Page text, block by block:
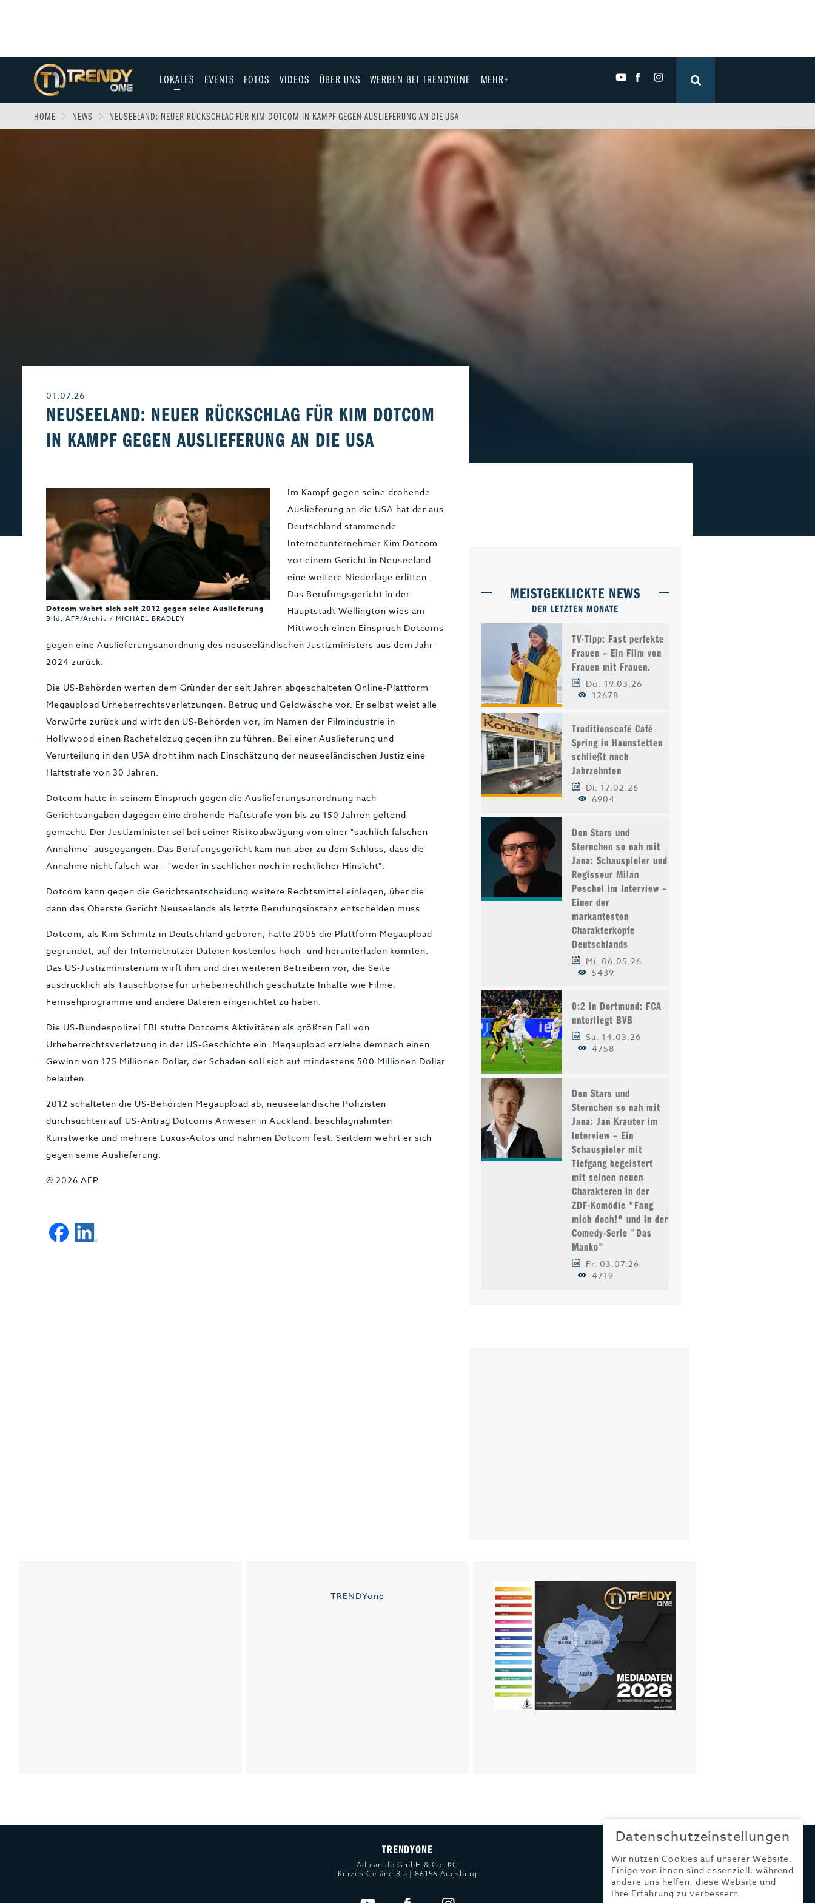
LOKALES
Allgäu
Augsburg
EVENTS FOTOS VIDEOS ÜBER UNS
Team
Jobs & Karriere
WERBEN BEI TRENDYONE MEHR+
Liebe & Leidenschaft
Fashion
Automobil
Gewinnspiele
Frühstücks-Scout
Impressum
HOME NEWS NEUSEELAND: NEUER RÜCKSCHLAG FÜR KIM DOTCOM IN KAMPF GEGEN AUSLIEFERUNG AN DIE USA
01.07.26
NEUSEELAND: NEUER RÜCKSCHLAG FÜR KIM DOTCOM
IN KAMPF GEGEN AUSLIEFERUNG AN DIE USA
Dotcom wehrt sich seit 2012 gegen seine Auslieferung
Bild: AFP/Archiv / MICHAEL BRADLEY
Im Kampf gegen seine drohende
Auslieferung an die USA hat der aus
Deutschland stammende
Internetunternehmer Kim Dotcom
vor einem Gericht in Neuseeland
eine weitere Niederlage erlitten.
Das Berufungsgericht in der
Hauptstadt Wellington wies am
Mittwoch einen Einspruch Dotcoms
gegen eine Auslieferungsanordnung des neuseeländischen Justizministers aus dem Jahr
2024 zurück.
Die US-Behörden werfen dem Gründer der seit Jahren abgeschalteten Online-Plattform
Megaupload Urheberrechtsverletzungen, Betrug und Geldwäsche vor. Er selbst weist alle
Vorwürfe zurück und wirft den US-Behörden vor, im Namen der Filmindustrie in
Hollywood einen Rachefeldzug gegen ihn zu führen. Bei einer Auslieferung und
Verurteilung in den USA droht ihm nach Einschätzung der neuseeländischen Justiz eine
Haftstrafe von 30 Jahren.
Dotcom hatte in seinem Einspruch gegen die Auslieferungsanordnung nach
Gerichtsangaben dagegen eine drohende Haftstrafe von bis zu 150 Jahren geltend
gemacht. Der Justizminister sei bei seiner Risikoabwägung von einer "sachlich falschen
Annahme" ausgegangen. Das Berufungsgericht kam nun aber zu dem Schluss, dass die
Annahme nicht falsch war - "weder in sachlicher noch in rechtlicher Hinsicht".
Dotcom kann gegen die Gerichtsentscheidung weitere Rechtsmittel einlegen, über die
dann das Oberste Gericht Neuseelands als letzte Berufungsinstanz entscheiden muss.
Dotcom, als Kim Schmitz in Deutschland geboren, hatte 2005 die Plattform Megaupload
gegründet, auf der Internetnutzer Dateien kostenlos hoch- und herunterladen konnten.
Das US-Justizministerium wirft ihm und drei weiteren Betreibern vor, die Seite
ausdrücklich als Tauschbörse für urheberrechtlich geschützte Inhalte wie Filme,
Fernsehprogramme und andere Dateien eingerichtet zu haben.
Die US-Bundespolizei FBI stufte Dotcoms Aktivitäten als größten Fall von
Urheberrechtsverletzung in der US-Geschichte ein. Megaupload erzielte demnach einen
Gewinn von 175 Millionen Dollar, der Schaden soll sich auf mindestens 500 Millionen Dollar
belaufen.
2012 schalteten die US-Behörden Megaupload ab, neuseeländische Polizisten
durchsuchten auf US-Antrag Dotcoms Anwesen in Auckland, beschlagnahmten
Kunstwerke und mehrere Luxus-Autos und nahmen Dotcom fest. Seitdem wehrt er sich
gegen seine Auslieferung.
© 2026 AFP
MEISTGEKLICKTE NEWS
DER LETZTEN MONATE
TV-Tipp: Fast perfekte
Frauen – Ein Film von
Frauen mit Frauen.
Do. 19.03.26
12678
Traditionscafé Café
Spring in Haunstetten
schließt nach
Jahrzehnten
Di. 17.02.26
6904
Den Stars und
Sternchen so nah mit
Jana: Schauspieler und
Regisseur Milan
Peschel im Interview –
Einer der
markantesten
Charakterköpfe
Deutschlands
Mi. 06.05.26
5439
0:2 in Dortmund: FCA
unterliegt BVB
Sa. 14.03.26
4758
Den Stars und
Sternchen so nah mit
Jana: Jan Krauter im
Interview – Ein
Schauspieler mit
Tiefgang begeistert
mit seinen neuen
Charakteren in der
ZDF-Komödie "Fang
mich doch!" und in der
Comedy-Serie "Das
Manko"
Fr. 03.07.26
4719
TRENDYone
TRENDYONE
Ad can do GmbH & Co. KG
Kurzes Geländ 8 a | 86156 Augsburg
Datenschutzeinstellungen
Wir nutzen Cookies auf unserer Website.
Einige von ihnen sind essenziell, während
andere uns helfen, diese Website und
Ihre Erfahrung zu verbessern.